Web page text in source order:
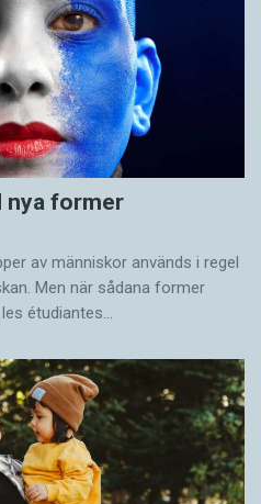
nya former
av människor används i regel
Men när sådana ­former
étudiantes…